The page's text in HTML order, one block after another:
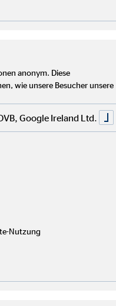
ins Home-Office und
anonym. Diese
wie unsere Besucher unsere
Google Ireland Ltd.
Nutzung